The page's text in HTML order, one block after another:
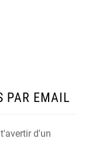
PAR EMAIL
d'un